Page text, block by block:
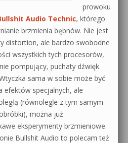
prowoku
Audio Technic, którego
brzmienia bębnów. Nie jest
distortion, ale bardzo swobodne
wszystkich tych procesorów,
pompujący, puchaty dźwięk
sama w sobie może być
efektów specjalnych, ale
(równolegle z tym samym
można już
eksperymenty brzmieniowe.
Bullshit Audio to polecam też